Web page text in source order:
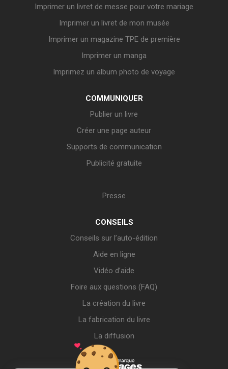
Imprimer un livret de messe pour votre mariage
Imprimer un livret de mon musée
Imprimer un magazine TPE de première
Imprimer un manga
Imprimez un album photo de voyage
COMMUNIQUER
Publier un livre
Créer une page auteur
Supports de communication
Publicité gratuite
Presse
CONSEILS
Conseils sur l’auto-édition
Aide en ligne
Vidéo d’aide
Foire aux questions (FAQ)
La création du livre
La fabrication du livre
La diffusion